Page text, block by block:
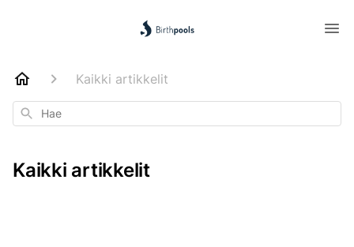
Kaikki artikkelit
Hae
Kaikki artikkelit